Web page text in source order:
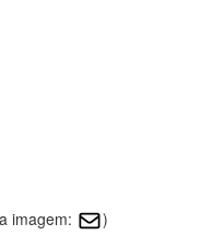
imagem:
)